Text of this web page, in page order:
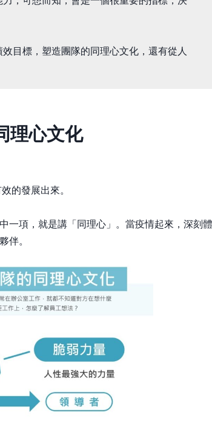
目標，塑造團隊的同理心文化，還有從人
理心文化
的發展出來。
一項，就是講「同理心」。當疫情起來，深刻體
伴。